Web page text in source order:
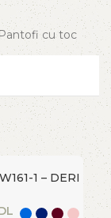
Pantofi cu toc
1 – DERI
-